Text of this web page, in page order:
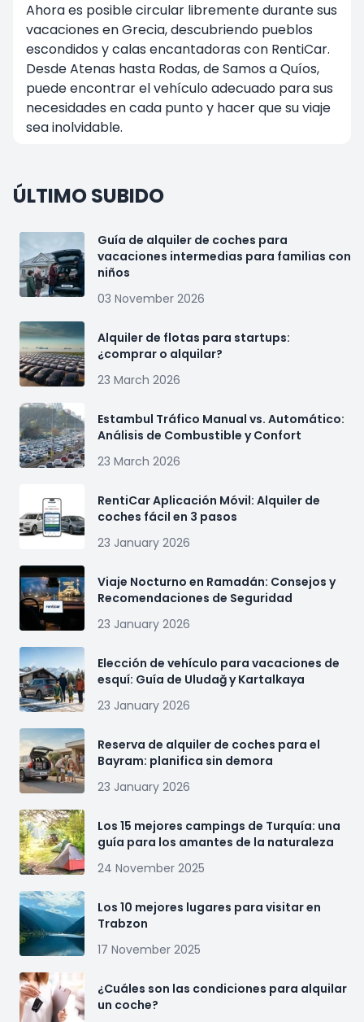
Ahora es posible circular libremente durante sus
vacaciones en Grecia, descubriendo pueblos
escondidos y calas encantadoras con RentiCar.
Desde Atenas hasta Rodas, de Samos a Quíos,
puede encontrar el vehículo adecuado para sus
necesidades en cada punto y hacer que su viaje
sea inolvidable.
ÚLTIMO SUBIDO
Guía de alquiler de coches para
vacaciones intermedias para familias con
niños
03 November 2026
Alquiler de flotas para startups:
¿comprar o alquilar?
23 March 2026
Estambul Tráfico Manual vs. Automático:
Análisis de Combustible y Confort
23 March 2026
RentiCar Aplicación Móvil: Alquiler de
coches fácil en 3 pasos
23 January 2026
Viaje Nocturno en Ramadán: Consejos y
Recomendaciones de Seguridad
23 January 2026
Elección de vehículo para vacaciones de
esquí: Guía de Uludağ y Kartalkaya
23 January 2026
Reserva de alquiler de coches para el
Bayram: planifica sin demora
23 January 2026
Los 15 mejores campings de Turquía: una
guía para los amantes de la naturaleza
24 November 2025
Los 10 mejores lugares para visitar en
Trabzon
17 November 2025
¿Cuáles son las condiciones para alquilar
un coche?